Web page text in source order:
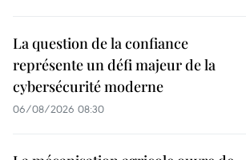
La question de la confiance
représente un défi majeur de la
cybersécurité moderne
06/08/2026 08:30